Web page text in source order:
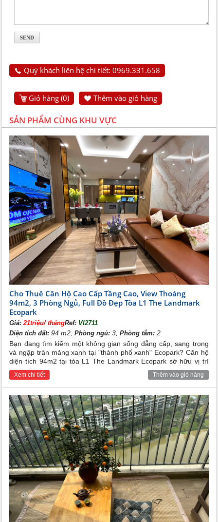
Quý khách liên hệ chi tiết: 0969.331.658
Giỏ hàng (0) Thêm vào giỏ hàng
SẢN PHẨM CÙNG KHU VỰC
Cho Thuê Căn Hộ Cao Cấp Tầng Cao, View Thoáng
94m2, 3 Phòng Ngủ, Full Đồ Đẹp Tòa L1 The Landmark
Ecopark
Giá:21triệu/ thángRef: VI2711
Diện tích đất: 94 m2,Phòng ngủ: 3,Phòng tắm: 2
Bạn đang tìm kiếm một không gian sống đẳng cấp, sang trọng
và ngập tràn mảng xanh tại "thành phố xanh" Ecopark? Căn hộ
diện tích 94m2 tại tòa L1 The Landmark Ecopark sở hữu vị trí
tầng cao view thoáng đãng cùng hệ thống full đồ nội thất đẹp
lung linh chính là lựa chọn hoàn hảo dành cho gia đình bạn.
Xem chi tiết Thêm vào giỏ hàng